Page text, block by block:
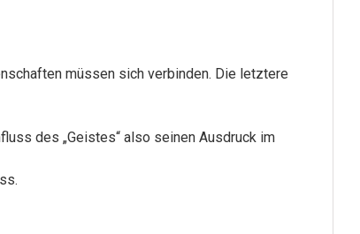
müssen sich verbinden. Die letztere
des „Geistes“ also seinen Ausdruck im